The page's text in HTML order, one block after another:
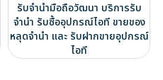
รับจำนำมือถือวัฒนา บริการรับ
จำนำ รับซื้ออุปกรณ์ไอที ขายของ
หลุดจำนำ และ รับฝากขายอุปกรณ์
ไอที